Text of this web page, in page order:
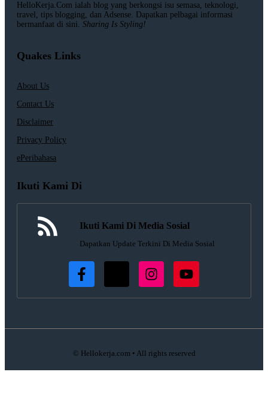
HelloKerja.Com ialah blog yang berkongsi isu semasa, teknologi,
travel, tips blogging, dan Adsense. Dapatkan pelbagai informasi
bermanfaat di sini. Sharing Is Styling!
Quakes Links
About Us
Contact Us
Disclaimer
Privacy Policy
ePeribahasa
Ikuti Kami Di
Ikuti Kami Di Media Sosial
Dapatkan Update Terkini Di Media Sosial
© Hellokerja.com • All rights reserved